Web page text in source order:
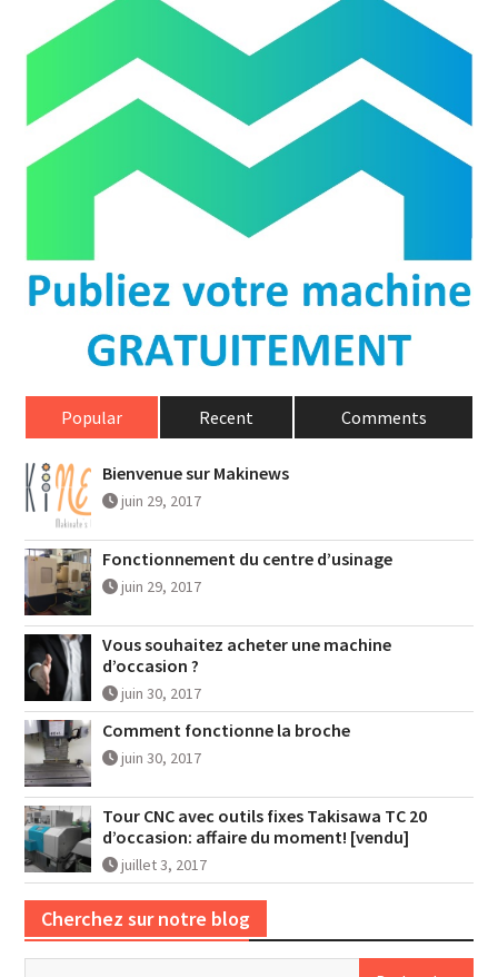
Popular Recent Comments
Bienvenue sur Makinews
juin 29, 2017
Fonctionnement du centre d’usinage
juin 29, 2017
Vous souhaitez acheter une machine
d’occasion ?
juin 30, 2017
Comment fonctionne la broche
juin 30, 2017
Tour CNC avec outils fixes Takisawa TC 20
d’occasion: affaire du moment! [vendu]
juillet 3, 2017
Cherchez sur notre blog